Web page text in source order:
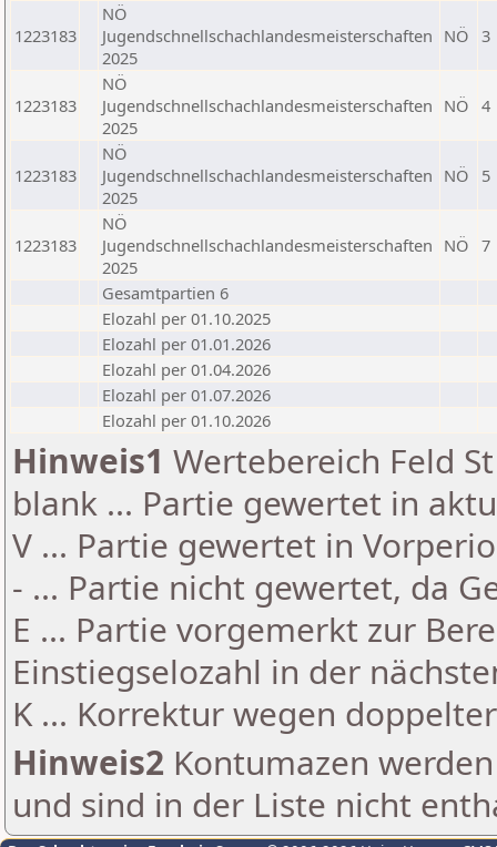
1223183
NÖ
Jugendschnellschachlandesmeisterschaften
2025
NÖ 3
1223183
NÖ
Jugendschnellschachlandesmeisterschaften
2025
NÖ 4
1223183
NÖ
Jugendschnellschachlandesmeisterschaften
2025
NÖ 5
1223183
NÖ
Jugendschnellschachlandesmeisterschaften
2025
NÖ 7
Gesamtpartien 6
Elozahl per 01.10.2025
Elozahl per 01.01.2026
Elozahl per 01.04.2026
Elozahl per 01.07.2026
Elozahl per 01.10.2026
Hinweis1 Wertebereich Feld
blank ... Partie gewertet in
V ... Partie gewertet in
- ... Partie nicht gewertet, da
E ... Partie vorgemerkt zur
Einstiegselozahl in der
K ... Korrektur wegen
Hinweis2 Kontumazen
und sind in der Liste nicht